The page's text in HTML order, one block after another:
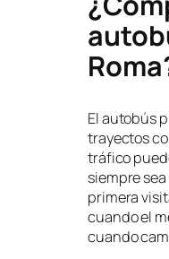
El autobús
trayectos
tráfico
siempre
primera
cuando el
cuando